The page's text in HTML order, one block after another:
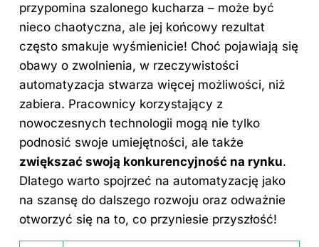
przypomina szalonego kucharza – może być
nieco chaotyczna, ale jej końcowy rezultat
często smakuje wyśmienicie! Choć pojawiają się
obawy o zwolnienia, w rzeczywistości
automatyzacja stwarza więcej możliwości, niż
zabiera. Pracownicy korzystający z
nowoczesnych technologii mogą nie tylko
podnosić swoje umiejętności, ale także
zwiększać swoją konkurencyjność na rynku.
Dlatego warto spojrzeć na automatyzację jako
na szansę do dalszego rozwoju oraz odważnie
otworzyć się na to, co przyniesie przyszłość!